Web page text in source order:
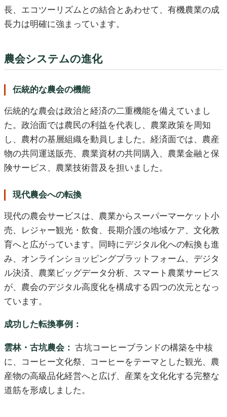
長、エコツーリズムとの結合とあわせて、有機農業の成
長力は明確に強まっています。
農会システムの進化
伝統的な農会の機能
伝統的な農会は政治と経済の二重機能を備えていまし
た。政治面では農民の利益を代表し、農業政策を周知
し、農村の基層組織を動員しました。経済面では、農産
物の共同運送販売、農業資材の共同購入、農業金融と保
険サービス、農業技術普及を担いました。
現代農会への転換
現代の農会サービスは、農業からスーパーマーケット小
売、レジャー観光・飲食、長期介護の地域ケア、文化教
育へと広がっています。同時にデジタル化への転換も進
み、オンラインショッピングプラットフォーム、デジタ
ル決済、農業ビッグデータ分析、スマート農業サービス
が、農会のデジタル高度化を構成する四つの次元となっ
ています。
成功した転換事例：
雲林・古坑農会： 古坑コーヒーブランドの構築を中核
に、コーヒー文化祭、コーヒーをテーマとした観光、農
産物の高級品化経営へと広げ、産業を文化化する完整な
道筋を形成しました。